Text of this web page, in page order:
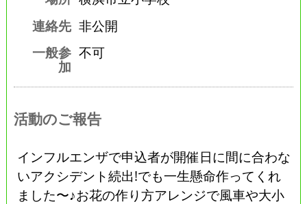
連絡先 非公開
一般参
加
不可
活動のご報告
インフルエンザで申込者が開催日に間に合わな
いアクシデント続出!でも一生懸命作ってくれ
ました〜♪お花の作り方アレンジで風車や大小